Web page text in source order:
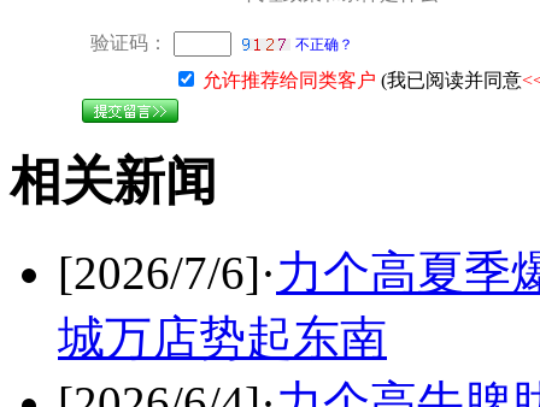
验证码： 不正确？
允许推荐给同类客户 (我已阅读并同意
相关新闻
[2026/7/6]·力个高夏季
城万店势起东南